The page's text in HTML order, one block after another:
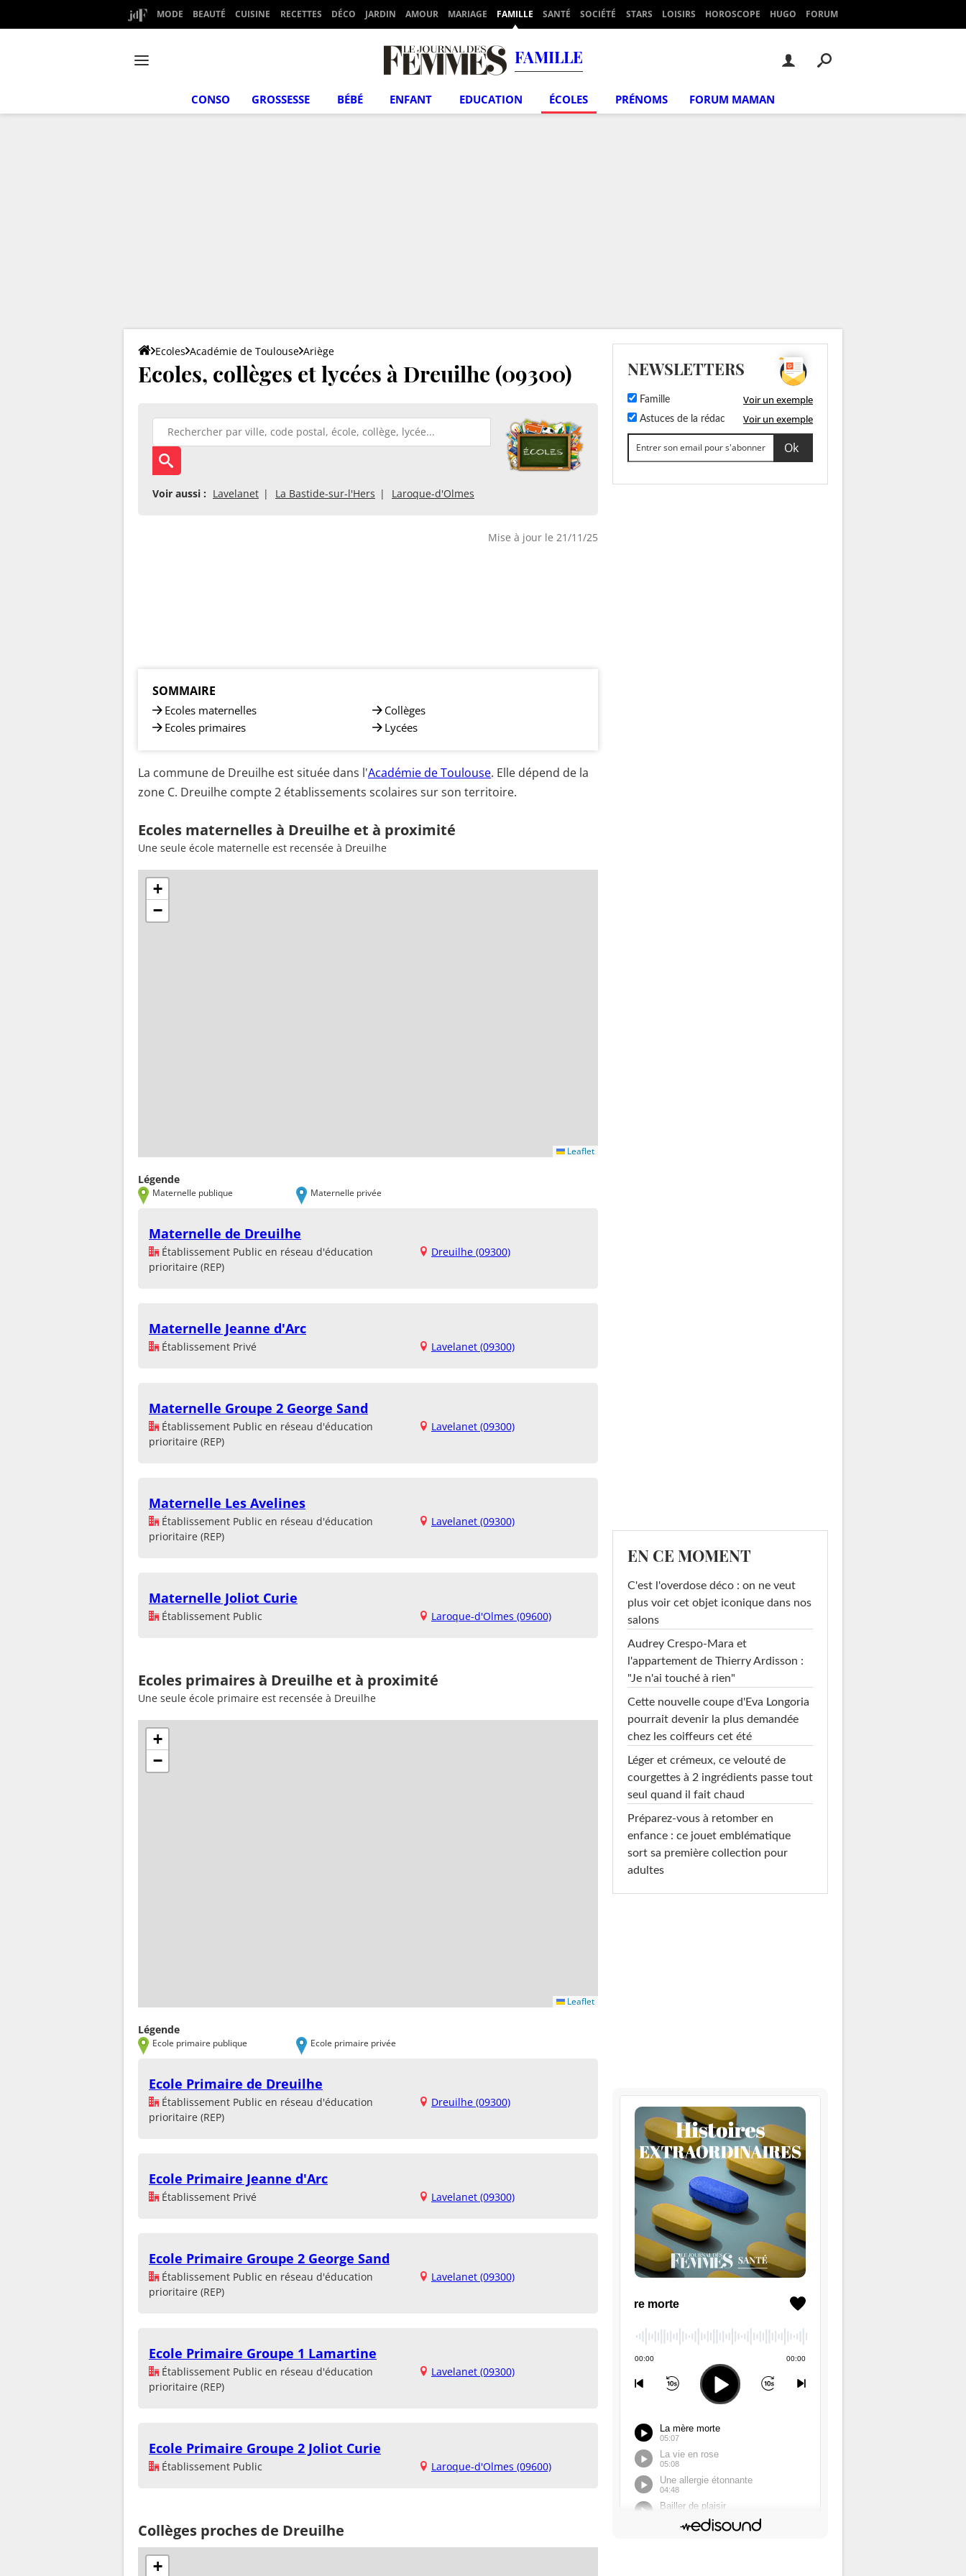
MODE BEAUTÉ CUISINE RECETTES DÉCO JARDIN AMOUR MARIAGE FAMILLE SANTÉ SOCIÉTÉ STARS LOISIRS HOROSCOPE HUGO FORUM
FAMILLE
CONSO GROSSESSE BÉBÉ ENFANT EDUCATION ÉCOLES PRÉNOMS FORUM MAMAN
Ecoles Académie de Toulouse Ariège
Ecoles, collèges et lycées à Dreuilhe (09300)
Voir aussi : Lavelanet La Bastide-sur-l'Hers Laroque-d'Olmes
Mise à jour le 21/11/25
SOMMAIRE
Ecoles maternelles
Ecoles primaires
Collèges
Lycées
La commune de Dreuilhe est située dans l'Académie de Toulouse. Elle dépend de la
zone C. Dreuilhe compte 2 établissements scolaires sur son territoire.
Ecoles maternelles à Dreuilhe et à proximité
Une seule école maternelle est recensée à Dreuilhe
+
−
Leaflet
Légende
Maternelle publique Maternelle privée
Maternelle de Dreuilhe
Établissement Public en réseau d'éducation
prioritaire (REP)
Dreuilhe (09300)
Maternelle Jeanne d'Arc
Établissement Privé Lavelanet (09300)
Maternelle Groupe 2 George Sand
Établissement Public en réseau d'éducation
prioritaire (REP)
Lavelanet (09300)
Maternelle Les Avelines
Établissement Public en réseau d'éducation
prioritaire (REP)
Lavelanet (09300)
Maternelle Joliot Curie
Établissement Public Laroque-d'Olmes (09600)
Ecoles primaires à Dreuilhe et à proximité
Une seule école primaire est recensée à Dreuilhe
+
−
Leaflet
Légende
Ecole primaire publique Ecole primaire privée
Ecole Primaire de Dreuilhe
Établissement Public en réseau d'éducation
prioritaire (REP)
Dreuilhe (09300)
Ecole Primaire Jeanne d'Arc
Établissement Privé Lavelanet (09300)
Ecole Primaire Groupe 2 George Sand
Établissement Public en réseau d'éducation
prioritaire (REP)
Lavelanet (09300)
Ecole Primaire Groupe 1 Lamartine
Établissement Public en réseau d'éducation
prioritaire (REP)
Lavelanet (09300)
Ecole Primaire Groupe 2 Joliot Curie
Établissement Public Laroque-d'Olmes (09600)
Collèges proches de Dreuilhe
+
NEWSLETTERS
Famille Voir un exemple
Astuces de la rédac Voir un exemple
EN CE MOMENT
C'est l'overdose déco : on ne veut
plus voir cet objet iconique dans nos
salons
Audrey Crespo-Mara et
l'appartement de Thierry Ardisson :
"Je n'ai touché à rien"
Cette nouvelle coupe d'Eva Longoria
pourrait devenir la plus demandée
chez les coiffeurs cet été
Léger et crémeux, ce velouté de
courgettes à 2 ingrédients passe tout
seul quand il fait chaud
Préparez-vous à retomber en
enfance : ce jouet emblématique
sort sa première collection pour
adultes